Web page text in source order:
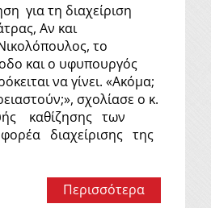
για τη διαχείριση
Αν και
το
και ο υφυπουργός
να γίνει. «Ακόμα;
σχολίασε ο κ.
καθίζησης των
διαχείρισης της
Περισσότερα